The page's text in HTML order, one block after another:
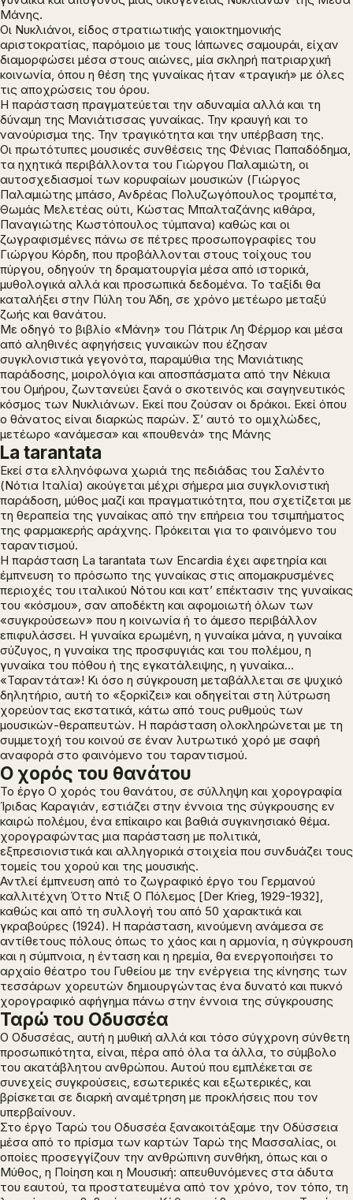
Μάνης.
Οι Νυκλιάνοι, είδος στρατιωτικής γαιοκτημονικής
αριστοκρατίας, παρόμοιο με τους Ιάπωνες σαμουράι, είχαν
διαμορφώσει μέσα στους αιώνες, μία σκληρή πατριαρχική
κοινωνία, όπου η θέση της γυναίκας ήταν «τραγική» με όλες
τις αποχρώσεις του όρου.
Η παράσταση πραγματεύεται την αδυναμία αλλά και τη
δύναμη της Μανιάτισσας γυναίκας. Την κραυγή και το
νανούρισμα της. Την τραγικότητα και την υπέρβαση της.
Οι πρωτότυπες μουσικές συνθέσεις της Φένιας Παπαδόδημα,
τα ηχητικά περιβάλλοντα του Γιώργου Παλαμιώτη, οι
αυτοσχεδιασμοί των κορυφαίων μουσικών (Γιώργος
Παλαμιώτης μπάσο, Ανδρέας Πολυζωγόπουλος τρομπέτα,
Θωμάς Μελετέας ούτι, Κώστας Μπαλταζάνης κιθάρα,
Παναγιώτης Κωστόπουλος τύμπανα) καθώς και οι
ζωγραφισμένες πάνω σε πέτρες προσωπογραφίες του
Γιώργου Κόρδη, που προβάλλονται στους τοίχους του
πύργου, οδηγούν τη δραματουργία μέσα από ιστορικά,
μυθολογικά αλλά και προσωπικά δεδομένα. Το ταξίδι θα
καταλήξει στην Πύλη του Άδη, σε χρόνο μετέωρο μεταξύ
ζωής και θανάτου.
Με οδηγό το βιβλίο «Μάνη» του Πάτρικ Λη Φέρμορ και μέσα
από αληθινές αφηγήσεις γυναικών που έζησαν
συγκλονιστικά γεγονότα, παραμύθια της Μανιάτικης
παράδοσης, μοιρολόγια και αποσπάσματα από την Νέκυια
του Ομήρου, ζωντανεύει ξανά ο σκοτεινός και σαγηνευτικός
κόσμος των Νυκλιάνων. Εκεί που ζούσαν οι δράκοι. Εκεί όπου
ο θάνατος είναι διαρκώς παρών. Σ’ αυτό το ομιχλώδες,
μετέωρο «ανάμεσα» και «πουθενά» της Μάνης
La tarantata
Εκεί στα ελληνόφωνα χωριά της πεδιάδας του Σαλέντο
(Νότια Ιταλία) ακούγεται μέχρι σήμερα μια συγκλονιστική
παράδοση, μύθος μαζί και πραγματικότητα, που σχετίζεται με
τη θεραπεία της γυναίκας από την επήρεια του τσιμπήματος
της φαρμακερής αράχνης. Πρόκειται για το φαινόμενο του
ταραντισμού.
Η παράσταση La tarantata των Encardia έχει αφετηρία και
έμπνευση το πρόσωπο της γυναίκας στις απομακρυσμένες
περιοχές του ιταλικού Νότου και κατ’ επέκτασιν της γυναίκας
του «κόσμου», σαν αποδέκτη και αφομοιωτή όλων των
«συγκρούσεων» που η κοινωνία ή το άμεσο περιβάλλον
επιφυλάσσει. H γυναίκα ερωμένη, η γυναίκα μάνα, η γυναίκα
σύζυγος, η γυναίκα της προσφυγιάς και του πολέμου, η
γυναίκα του πόθου ή της εγκατάλειψης, η γυναίκα…
«Ταραντάτα»! Κι όσο η σύγκρουση μεταβάλλεται σε ψυχικό
δηλητήριο, αυτή το «ξορκίζει» και οδηγείται στη λύτρωση
χορεύοντας εκστατικά, κάτω από τους ρυθμούς των
μουσικών-θεραπευτών. Η παράσταση ολοκληρώνεται με τη
συμμετοχή του κοινού σε έναν λυτρωτικό χορό με σαφή
αναφορά στο φαινόμενο του ταραντισμού.
Ο χορός του θανάτου
Το έργο Ο χορός του θανάτου, σε σύλληψη και χορογραφία
Ίριδας Καραγιάν, εστιάζει στην έννοια της σύγκρουσης εν
καιρώ πολέμου, ένα επίκαιρο και βαθιά συγκινησιακό θέμα.
χορογραφώντας μια παράσταση με πολιτικά,
εξπρεσιονιστικά και αλληγορικά στοιχεία που συνδυάζει τους
τομείς του χορού και της μουσικής.
Αντλεί έμπνευση από το ζωγραφικό έργο του Γερμανού
καλλιτέχνη Όττο Ντιξ Ο Πόλεμος [Der Krieg, 1929-1932],
καθώς και από τη συλλογή του από 50 χαρακτικά και
γκραβούρες (1924). Η παράσταση, κινούμενη ανάμεσα σε
αντίθετους πόλους όπως το χάος και η αρμονία, η σύγκρουση
και η σύμπνοια, η ένταση και η ηρεμία, θα ενεργοποιήσει το
αρχαίο θέατρο του Γυθείου με την ενέργεια της κίνησης των
τεσσάρων χορευτών δημιουργώντας ένα δυνατό και πυκνό
χορογραφικό αφήγημα πάνω στην έννοια της σύγκρουσης
Ταρώ του Οδυσσέα
Ο Οδυσσέας, αυτή η μυθική αλλά και τόσο σύγχρονη σύνθετη
προσωπικότητα, είναι, πέρα από όλα τα άλλα, το σύμβολο
του ακατάβλητου ανθρώπου. Αυτού που εμπλέκεται σε
συνεχείς συγκρούσεις, εσωτερικές και εξωτερικές, και
βρίσκεται σε διαρκή αναμέτρηση με προκλήσεις που τον
υπερβαίνουν.
Στο έργο Ταρώ του Οδυσσέα ξανακοιτάξαμε την Οδύσσεια
μέσα από το πρίσμα των καρτών Ταρώ της Μασσαλίας, οι
οποίες προσεγγίζουν την ανθρώπινη συνθήκη, όπως και ο
Μύθος, η Ποίηση και η Μουσική: απευθυνόμενες στα άδυτα
του εαυτού, τα προστατευμένα από τον χρόνο, τον τόπο, τη